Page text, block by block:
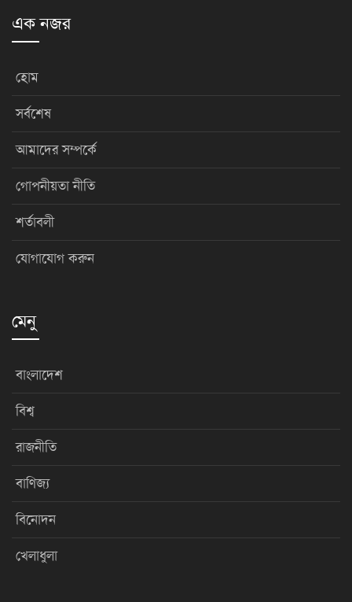
এক নজর
হোম
সর্বশেষ
আমাদের সম্পর্কে
গোপনীয়তা নীতি
শর্তাবলী
যোগাযোগ করুন
মেনু
বাংলাদেশ
বিশ্ব
রাজনীতি
বাণিজ্য
বিনোদন
খেলাধুলা